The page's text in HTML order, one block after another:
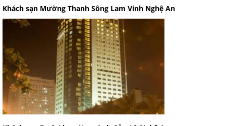
Khách sạn Mường Thanh Sông Lam Vinh Nghệ An